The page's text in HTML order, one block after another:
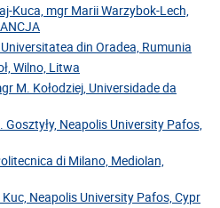
Kuca, mgr Marii Warzybok-Lech,
din Oradea, Rumunia
Wilno, Litwa
M. Kołodziej, Universidade da
Gosztyły, Neapolis University Pafos,
di Milano, Mediolan,
Neapolis University Pafos, Cypr